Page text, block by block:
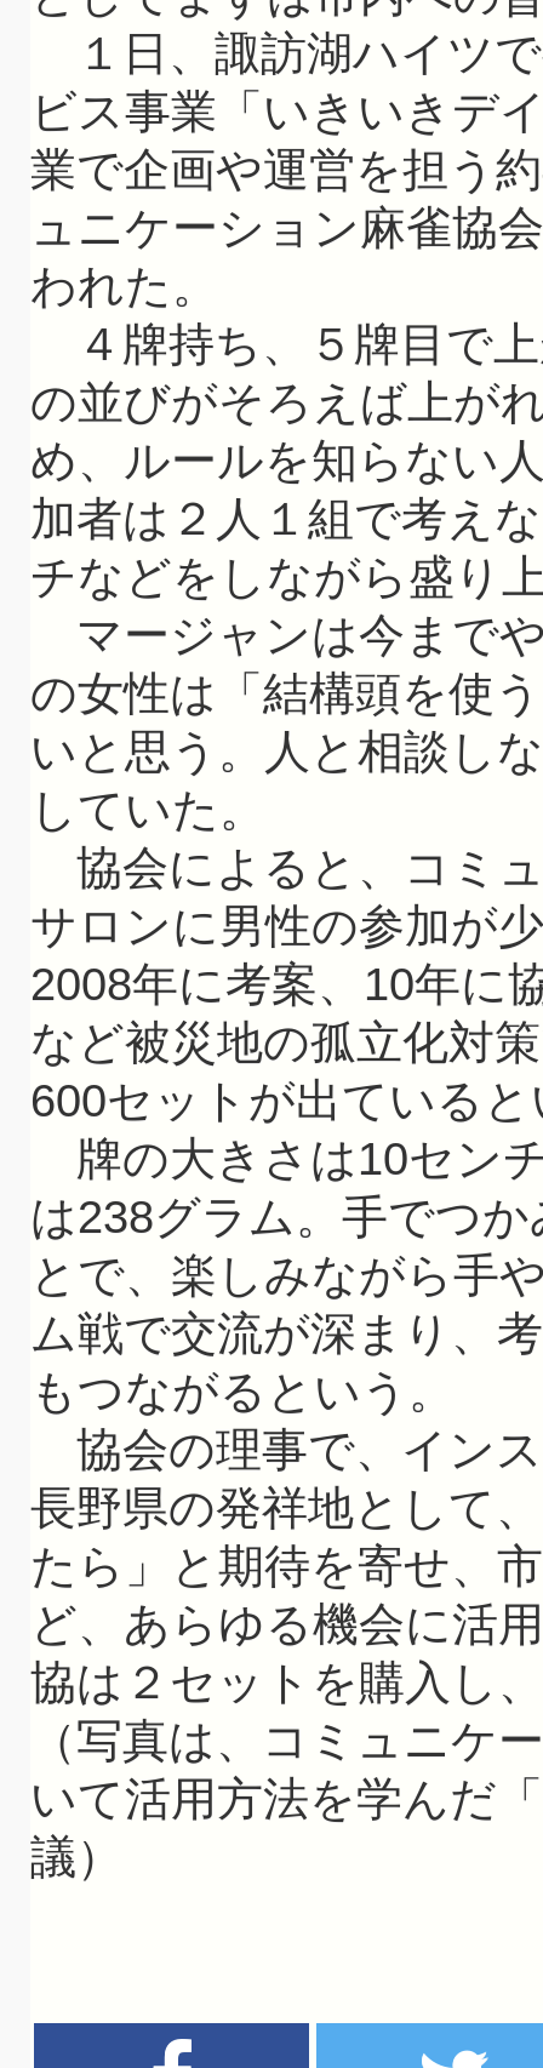
１日、諏訪湖ハイツ
ビス事業「いきいきデ
業で企画や運営を担う
ュニケーション麻雀協
われた。
４牌持ち、５牌目で
の並びがそろえば上が
め、ルールを知らない
加者は２人１組で考え
チなどをしながら盛り
マージャンは今まで
の女性は「結構頭を使
いと思う。人と相談し
していた。
協会によると、コミ
サロンに男性の参加が
2008年に考案、10年に
など被災地の孤立化対
600セットが出ている
牌の大きさは10セン
は238グラム。手でつ
とで、楽しみながら手
ム戦で交流が深まり、
もつながるという。
協会の理事で、イン
長野県の発祥地として
たら」と期待を寄せ、
ど、あらゆる機会に活
協は２セットを購入し
（写真は、コミュニケ
いて活用方法を学んだ
議）